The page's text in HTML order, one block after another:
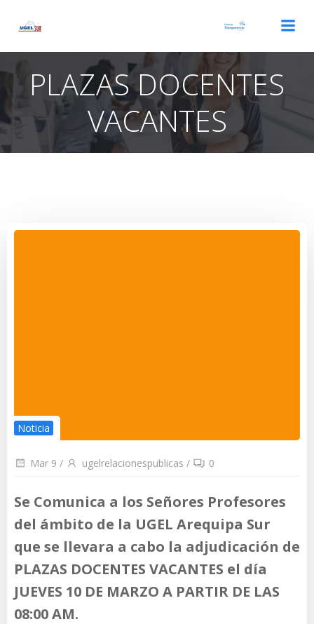
PLAZAS DOCENTES
VACANTES
Noticia
Mar 9 / ugelrelacionespublicas / 0
Se Comunica a los Señores Profesores
del ámbito de la UGEL Arequipa Sur
que se llevara a cabo la adjudicación de
PLAZAS DOCENTES VACANTES el día
JUEVES 10 DE MARZO A PARTIR DE LAS
08:00 AM.